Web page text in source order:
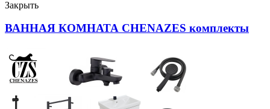
Закрыть
ВАННАЯ КОМНАТА CHENAZES комплекты